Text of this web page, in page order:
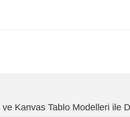
Kanvas Tablo Modelleri ile